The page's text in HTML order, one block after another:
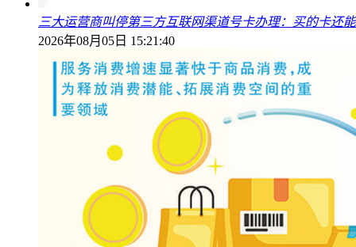
三大运营商叫停第三方互联网渠道号卡办理：买的卡还
2026年08月05日 15:21:40